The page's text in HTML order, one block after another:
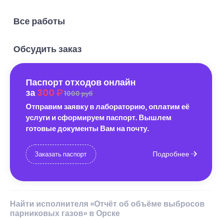
Все работы
Обсудить заказ
Паспорт отходов онлайн
за 300 1000 руб
Отправим заявку в лабораторию, оплатим её
услуги и сформируем паспорт. Вышлем
готовые документы Вам на почту.
Заказать паспорт Подробнее
Найти исполнителя «Отчёт об объёме выбросов
парниковых газов» в Орске